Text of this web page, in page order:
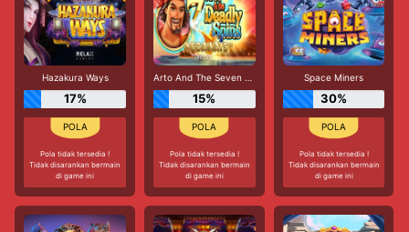
Hazakura Ways
17%
Pola tidak tersedia !
Tidak disarankan bermain
di game ini
Arto And The Seven Deadly Spins Megaways
15%
Pola tidak tersedia !
Tidak disarankan bermain
di game ini
Space Miners
30%
Pola tidak tersedia !
Tidak disarankan bermain
di game ini